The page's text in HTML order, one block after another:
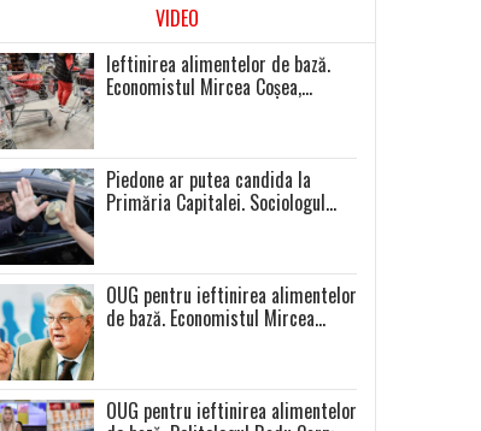
VIDEO
Ieftinirea alimentelor de bază.
Economistul Mircea Coșea,
Piedone ar putea candida la
Primăria Capitalei. Sociologul
alegerile
OUG pentru ieftinirea alimentelor
de bază. Economistul Mircea
produse”
OUG pentru ieftinirea alimentelor